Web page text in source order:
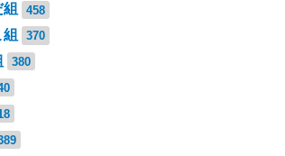
458
370
380